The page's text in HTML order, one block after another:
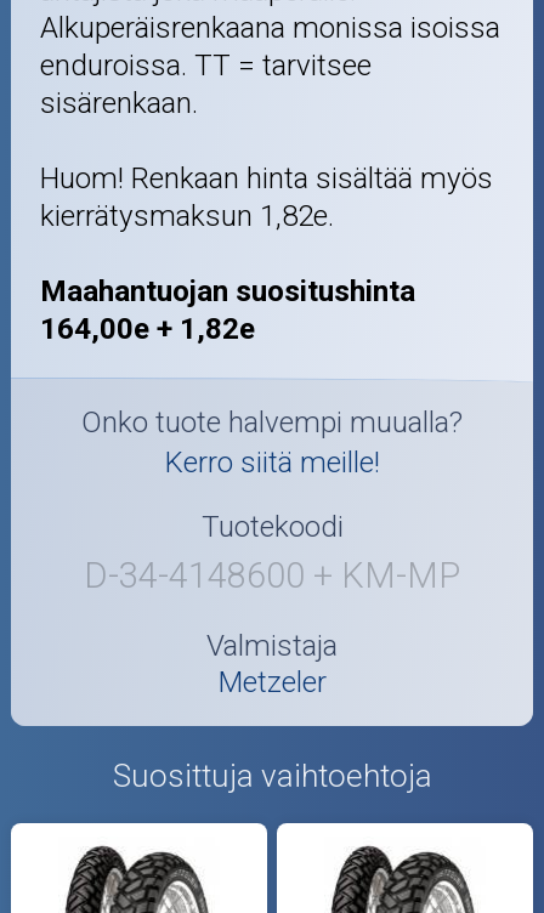
Alkuperäisrenkaana monissa isoissa
enduroissa. TT = tarvitsee
sisärenkaan.
Huom! Renkaan hinta sisältää myös
kierrätysmaksun 1,82e.
Maahantuojan suositushinta
164,00e + 1,82e
Onko tuote halvempi muualla?
Kerro siitä meille!
Tuotekoodi
D-34-4148600 + KM-MP
Valmistaja
Metzeler
Suosittuja vaihtoehtoja